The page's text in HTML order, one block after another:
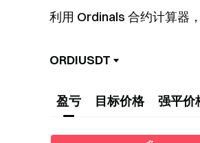
利用 Ordinals 合约计算器
ORDIUSDT
盈亏 目标价格 强平价